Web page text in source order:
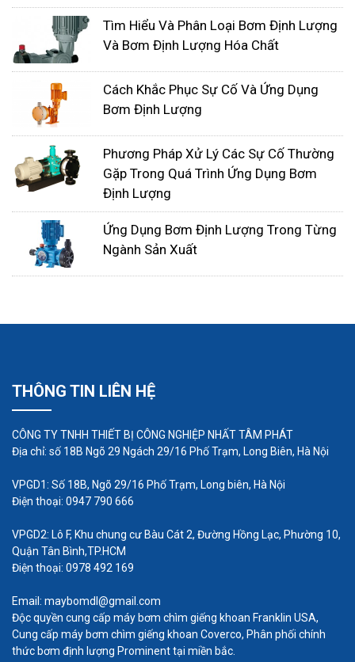
Chọn kích thước bộ lọc lớn hơn kích thước
nếu chất bơm có tính ăn mòn cao cần chọn
Bước 4: Lắp đặt đường ống đẩy
Lắp đặt đường ống đẩy sao cho áp lực đẩy
lớn hơn áp lực hút ít nhát 0,3 bar, còn trong
trường hợp lưu lượng nhỏ thì độ chênh áp
phải là 0,5 bar.
Ngoài ra, có thể lắp đặt van đẩy để tạo áp lực
ngược hoặc tốt hơn hết là khóa chặt ống đầu
đẩy để tránh hiệu ứng siphong
Tìm Hiểu Và Phân Loại Bơm Định Lượng
Và Bơm Định Lượng Hóa Chất
Cách Khắc Phục Sự Cố Và Ứng Dụng
Bơm Định Lượng
Phương Pháp Xử Lý Các Sự Cố Thường
Gặp Trong Quá Trình Ứng Dụng Bơm
Định Lượng
Ứng Dụng Bơm Định Lượng Trong Từng
Ngành Sản Xuất
THÔNG TIN LIÊN HỆ
CÔNG TY TNHH THIẾT BỊ CÔNG NGHIỆP NHẤT TÂM PHÁT
Địa chỉ: số 18B Ngõ 29 Ngách 29/16 Phố Trạm, Long Biên, Hà Nội
VPGD1: Số 18B, Ngõ 29/16 Phố Trạm, Long biên, Hà Nội
Điện thoại: 0947 790 666
VPGD2: Lô F, Khu chung cư Bàu Cát 2, Đường Hồng Lạc, Phường 10,
Quận Tân Bình,TP.HCM
Điện thoại: 0978 492 169
Email: maybomdl@gmail.com
Độc quyền cung cấp máy bơm chìm giếng khoan Franklin USA,
Cung cấp máy bơm chìm giếng khoan Coverco, Phân phối chính
thức bơm định lượng Prominent tại miền bắc.